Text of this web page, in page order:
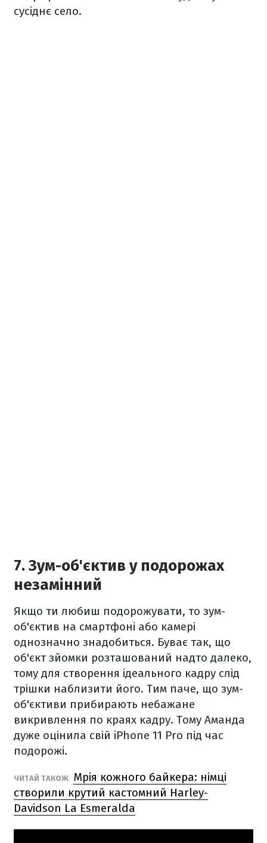
сусіднє село.
7. Зум-об'єктив у подорожах
незамінний
Якщо ти любиш подорожувати, то зум-
об'єктив на смартфоні або камері
однозначно знадобиться. Буває так, що
об'єкт зйомки розташований надто далеко,
тому для створення ідеального кадру слід
трішки наблизити його. Тим паче, що зум-
об'єктиви прибирають небажане
викривлення по краях кадру. Тому Аманда
дуже оцінила свій iPhone 11 Pro під час
подорожі.
ЧИТАЙ ТАКОЖ Мрія кожного байкера: німці
створили крутий кастомний Harley-
Davidson La Esmeralda